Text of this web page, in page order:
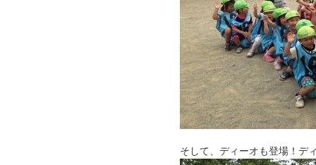
そして、ディーオも登場！デ